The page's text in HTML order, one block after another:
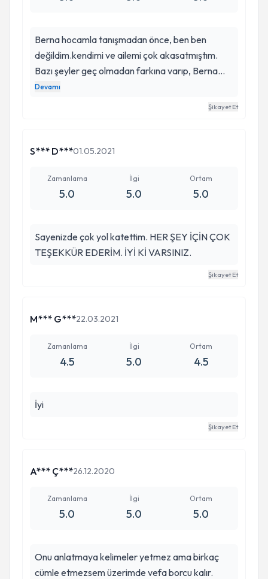
Berna hocamla tanışmadan önce, ben ben
değildim.kendimi ve ailemi çok akasatmıştım.
Bazı şeyler geç olmadan farkına varıp, Berna
hocamla tanıştığım için çok
memnunum.Hayatımın dönüm noktası Berna
seanslarımız devam ediyor.Bu kadar kısa bi
anlatamam.İnşaallah daha da güzel günler beni
bekliyor.Teşekkürler Berna hocam
Devamı
Şikayet Et
S*** D***01.05.2021
Zamanlama
5.0
İlgi
5.0
Ortam
5.0
Sayenizde çok yol katettim. HER ŞEY İÇİN ÇOK
TEŞEKKÜR EDERİM. İYİ Kİ VARSINIZ.
Şikayet Et
M*** G***22.03.2021
Zamanlama
4.5
İlgi
5.0
Ortam
4.5
İyi
Şikayet Et
A*** Ç***26.12.2020
Zamanlama
5.0
İlgi
5.0
Ortam
5.0
Onu anlatmaya kelimeler yetmez ama birkaç
cümle etmezsem üzerimde vefa borcu kalır.